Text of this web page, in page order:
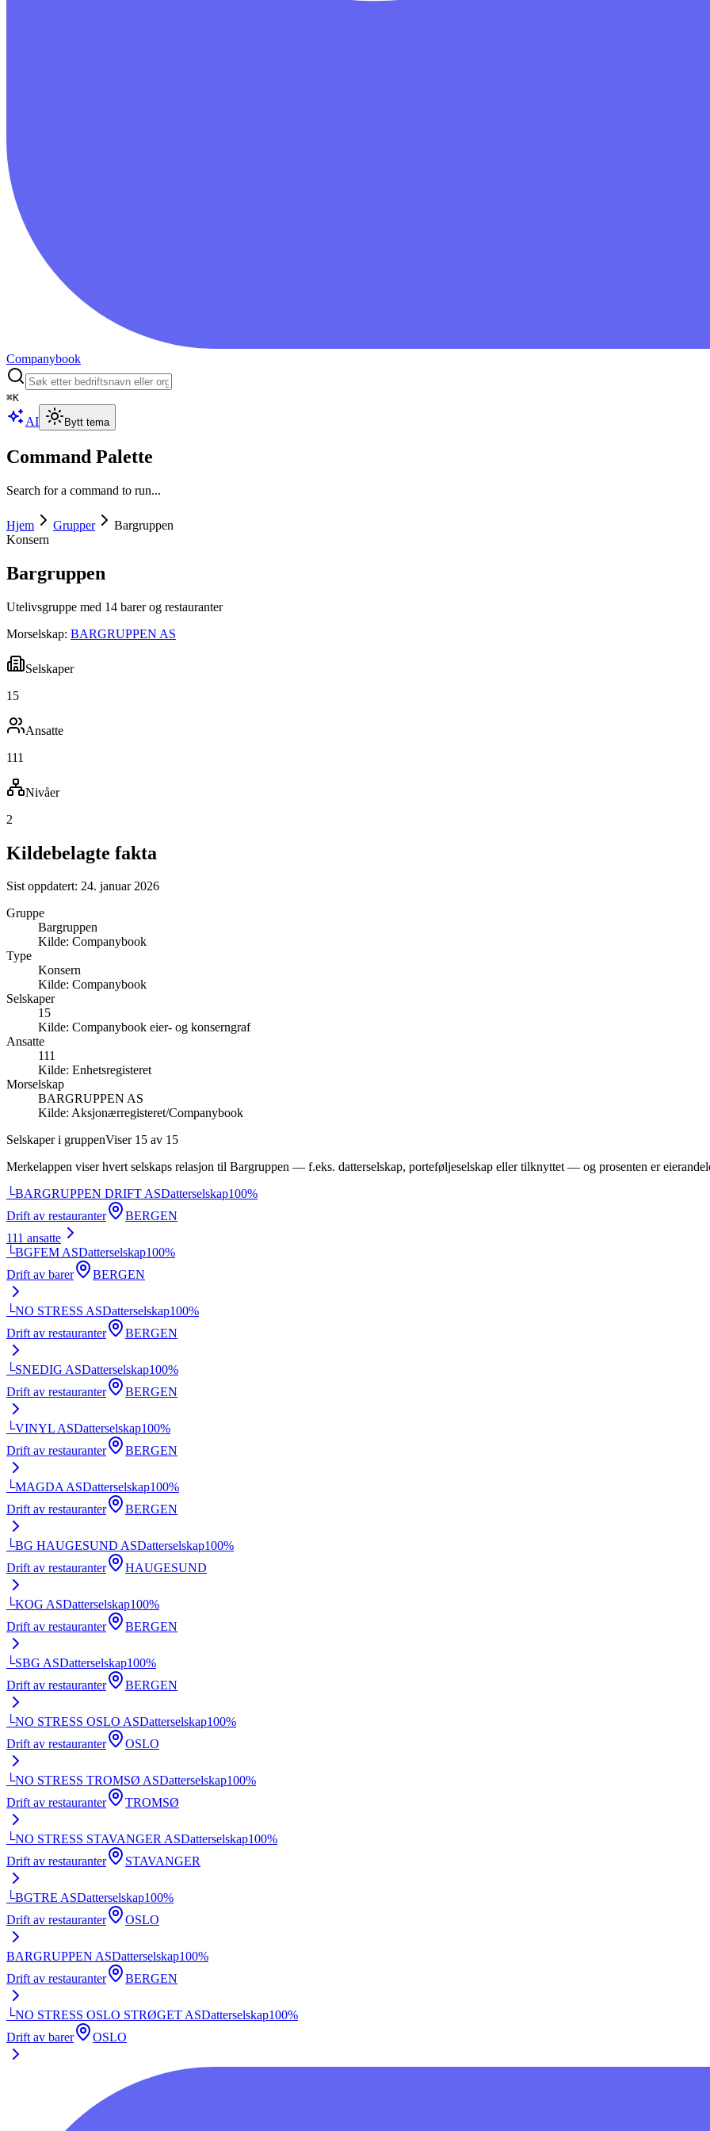
Companybook
⌘K
AI Bytt tema
Command Palette
Search for a command to run...
Hjem Grupper
Bargruppen
Konsern
Bargruppen
Utelivsgruppe med 14 barer og restauranter
Morselskap: BARGRUPPEN AS
Selskaper
15
Ansatte
111
Nivåer
2
Kildebelagte fakta
Sist oppdatert: 24. januar 2026
Gruppe
Bargruppen
Kilde: Companybook
Type
Konsern
Kilde: Companybook
Selskaper
15
Kilde: Companybook eier- og konserngraf
Ansatte
111
Kilde: Enhetsregisteret
Morselskap
BARGRUPPEN AS
Kilde: Aksjonærregisteret/Companybook
Selskaper i gruppenViser 15 av 15
Merkelappen viser hvert selskaps relasjon til Bargruppen — f.eks. datterselskap, porteføljeselskap eller tilknyttet — og prosenten er
└BARGRUPPEN DRIFT ASDatterselskap100%
Drift av restauranter
BERGEN
111 ansatte
└BGFEM ASDatterselskap100%
Drift av barer
BERGEN
└NO STRESS ASDatterselskap100%
Drift av restauranter
BERGEN
└SNEDIG ASDatterselskap100%
Drift av restauranter
BERGEN
└VINYL ASDatterselskap100%
Drift av restauranter
BERGEN
└MAGDA ASDatterselskap100%
Drift av restauranter
BERGEN
└BG HAUGESUND ASDatterselskap100%
Drift av restauranter
HAUGESUND
└KOG ASDatterselskap100%
Drift av restauranter
BERGEN
└SBG ASDatterselskap100%
Drift av restauranter
BERGEN
└NO STRESS OSLO ASDatterselskap100%
Drift av restauranter
OSLO
└NO STRESS TROMSØ ASDatterselskap100%
Drift av restauranter
TROMSØ
└NO STRESS STAVANGER ASDatterselskap100%
Drift av restauranter
STAVANGER
└BGTRE ASDatterselskap100%
Drift av restauranter
OSLO
BARGRUPPEN ASDatterselskap100%
Drift av restauranter
BERGEN
└NO STRESS OSLO STRØGET ASDatterselskap100%
Drift av barer
OSLO